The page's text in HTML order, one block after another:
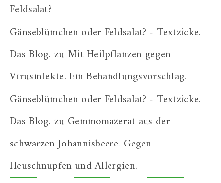
Feldsalat?
Gänseblümchen oder Feldsalat? - Textzicke.
Das Blog. zu Mit Heilpflanzen gegen
Virusinfekte. Ein Behandlungsvorschlag.
Gänseblümchen oder Feldsalat? - Textzicke.
Das Blog. zu Gemmomazerat aus der
schwarzen Johannisbeere. Gegen
Heuschnupfen und Allergien.